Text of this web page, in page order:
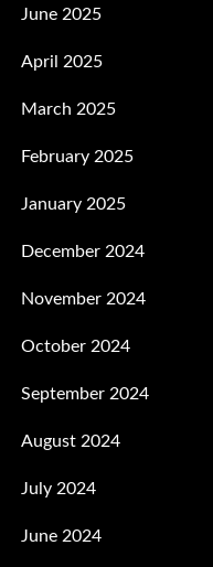
June 2025
April 2025
March 2025
February 2025
January 2025
December 2024
November 2024
October 2024
September 2024
August 2024
July 2024
June 2024